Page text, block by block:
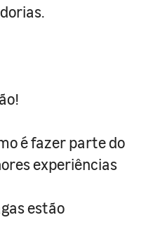
é fazer parte do
experiências
estão